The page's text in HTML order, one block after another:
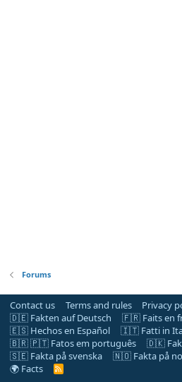
Forums
Contact us Terms and rules Privacy
🇩🇪 Fakten auf Deutsch
🇫🇷 Faits en
🇪🇸 Hechos en Español
🇮🇹 Fatti in
🇧🇷 🇵🇹 Fatos em português
🇩🇰
🇸🇪 Fakta på svenska
🇳🇴 Fakta på
🌍 Facts
R